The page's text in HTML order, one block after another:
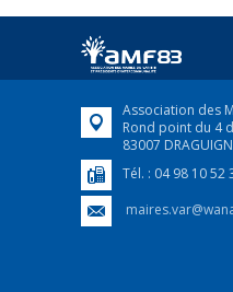
Association des
Rond point du 4
83007
Tél. : 04 98 10 52